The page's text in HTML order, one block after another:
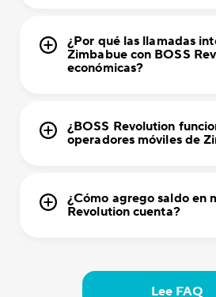
¿Por qué las llamadas
Zimbabue con BOSS
económicas?
¿BOSS Revolution
operadores móviles de
¿Cómo agrego saldo en
Revolution cuenta?
Lee FAQ